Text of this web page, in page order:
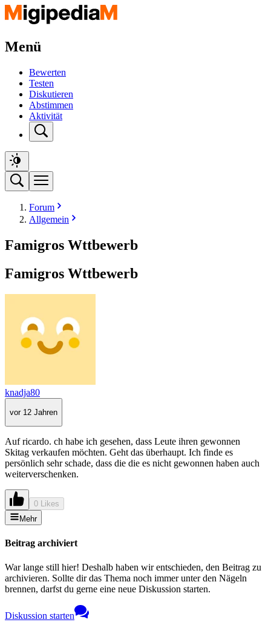
Menü
Bewerten
Testen
Diskutieren
Abstimmen
Aktivität
Forum
Allgemein
Famigros Wttbewerb
Famigros Wttbewerb
knadja80
vor 12 Jahren
Auf ricardo. ch habe ich gesehen, dass Leute ihren gewonnen
Skitag verkaufen möchten. Geht das überhaupt. Ich finde es
persönlich sehr schade, dass die die es nicht gewonnen haben auch
weiterverschenken.
0 Likes
Mehr
Beitrag archiviert
War lange still hier! Deshalb haben wir entschieden, den Beitrag zu
archivieren. Sollte dir das Thema noch immer unter den Nägeln
brennen, darfst du gerne eine neue Diskussion starten.
Diskussion starten